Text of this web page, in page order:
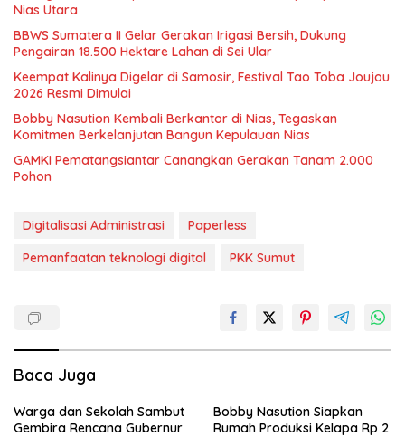
Nias Utara
BBWS Sumatera II Gelar Gerakan Irigasi Bersih, Dukung
Pengairan 18.500 Hektare Lahan di Sei Ular
Keempat Kalinya Digelar di Samosir, Festival Tao Toba Joujou
2026 Resmi Dimulai
Bobby Nasution Kembali Berkantor di Nias, Tegaskan
Komitmen Berkelanjutan Bangun Kepulauan Nias
GAMKI Pematangsiantar Canangkan Gerakan Tanam 2.000
Pohon
Digitalisasi Administrasi
Paperless
Pemanfaatan teknologi digital
PKK Sumut
Baca Juga
Warga dan Sekolah Sambut
Gembira Rencana Gubernur
Bobby Nasution Siapkan
Rumah Produksi Kelapa Rp 2